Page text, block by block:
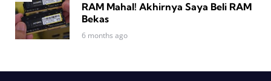
RAM Mahal! Akhirnya Saya Beli RAM
Bekas
6 months ago